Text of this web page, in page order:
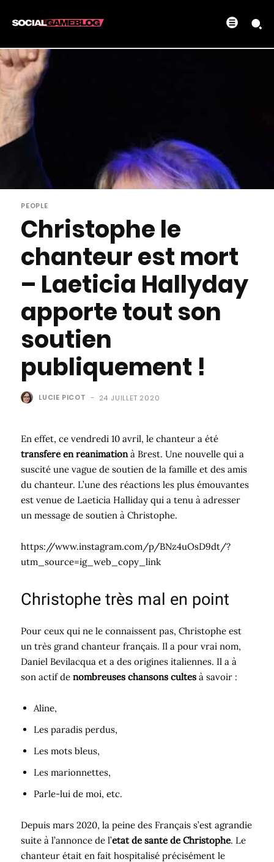
PEOPLE
Christophe le
chanteur est mort
– Laeticia Hallyday
apporte tout son
soutien
publiquement !
LUCIE PICOT - 24 JUILLET 2020
En effet, ce vendredi 10 avril, le chanteur a été
transféré en réanimation à Brest. Une nouvelle qui a
suscité une vague de soutien de la famille et des amis
du chanteur. L’une des réactions les plus émouvantes
est venue de Laeticia Halliday qui a tenu à adresser
un message de soutien à Christophe.
https://www.instagram.com/p/BNz4uOsD9dt/?
utm_source=ig_web_copy_link
Christophe très mal en point
Pour ceux qui ne le connaissent pas, Christophe est
un très grand chanteur français. Il a pour vrai nom,
Daniel Bevilacqua et a des origines italiennes. Il a à
son actif de nombreuses chansons cultes à savoir :
Aline,
Les paradis perdus,
Les mots bleus,
Les marionnettes,
Parle-lui de moi, etc.
Depuis mars 2020, la peine des Français s’est agrandie
suite à l’annonce de l’état de santé de Christophe. Le
chanteur était en fait hospitalisé précisément le